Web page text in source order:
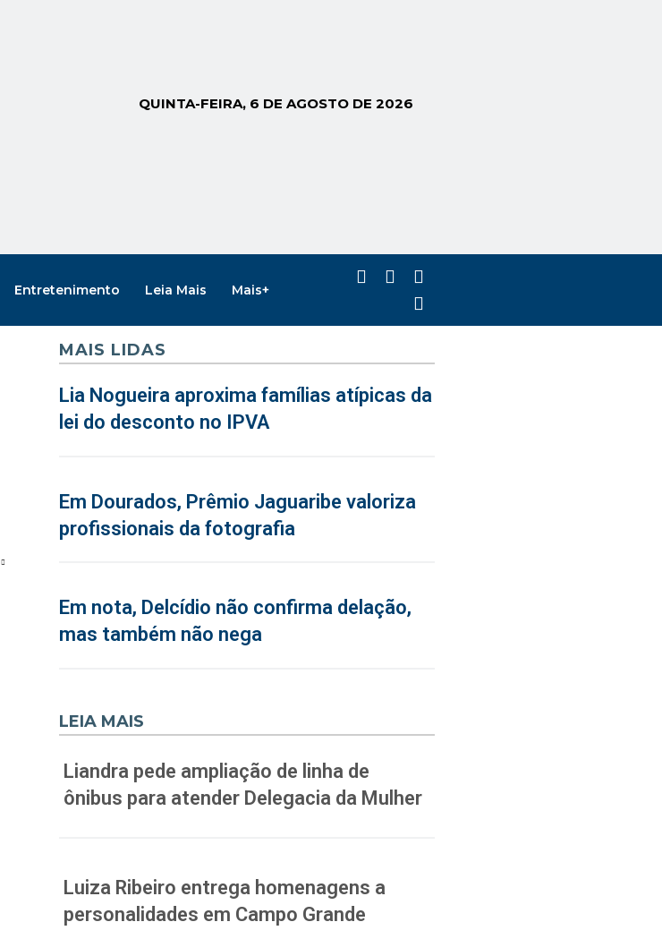
QUINTA-FEIRA, 6 DE AGOSTO DE 2026
Entretenimento Leia Mais Mais+
MAIS LIDAS
Lia Nogueira aproxima famílias atípicas da
lei do desconto no IPVA
Em Dourados, Prêmio Jaguaribe valoriza
profissionais da fotografia
Em nota, Delcídio não confirma delação,
mas também não nega
LEIA MAIS
Liandra pede ampliação de linha de
ônibus para atender Delegacia da Mulher
Luiza Ribeiro entrega homenagens a
personalidades em Campo Grande